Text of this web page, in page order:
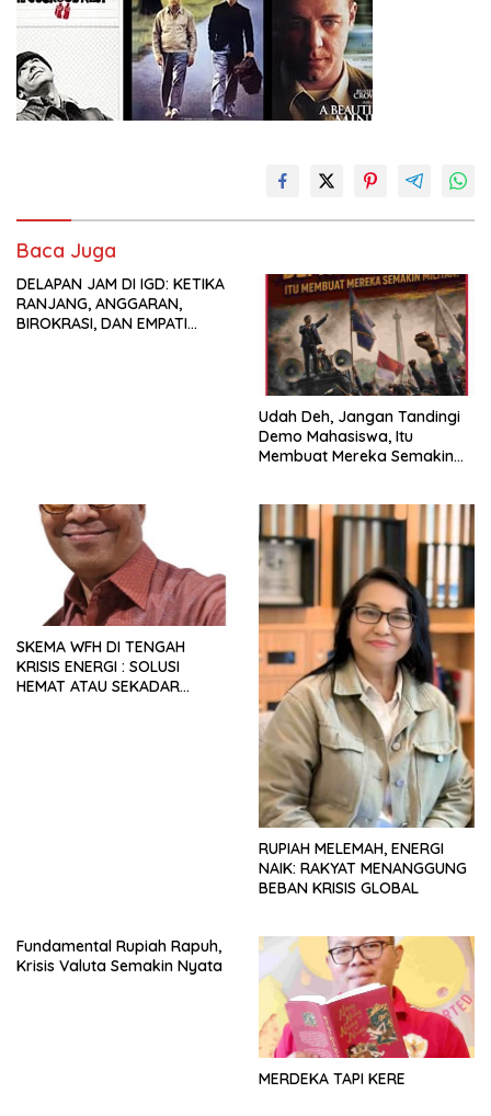
Baca Juga
DELAPAN JAM DI IGD: KETIKA
RANJANG, ANGGARAN,
BIROKRASI, DAN EMPATI
Udah Deh, Jangan Tandingi
Demo Mahasiswa, Itu
Membuat Mereka Semakin
SKEMA WFH DI TENGAH
KRISIS ENERGI : SOLUSI
HEMAT ATAU SEKADAR
RUPIAH MELEMAH, ENERGI
NAIK: RAKYAT MENANGGUNG
BEBAN KRISIS GLOBAL
Fundamental Rupiah Rapuh,
Krisis Valuta Semakin Nyata
MERDEKA TAPI KERE